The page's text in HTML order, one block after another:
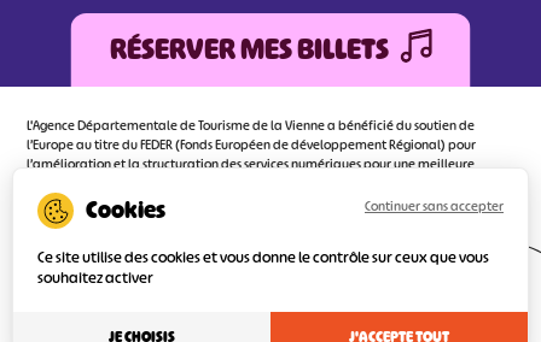
RÉSERVER MES BILLETS
L'Agence Départementale de Tourisme de la Vienne a bénéficié du soutien de
l’Europe au titre du FEDER (Fonds Européen de développement Régional) pour
l’amélioration et la structuration des services numériques pour une meilleure
d’orienter au mieux le visiteur.
Ce site utilise des cookies et vous donne le contrôle sur ceux que vous
souhaitez activer
J'ACCEPTE TOUT
Continuer sans accepter
JE CHOISIS